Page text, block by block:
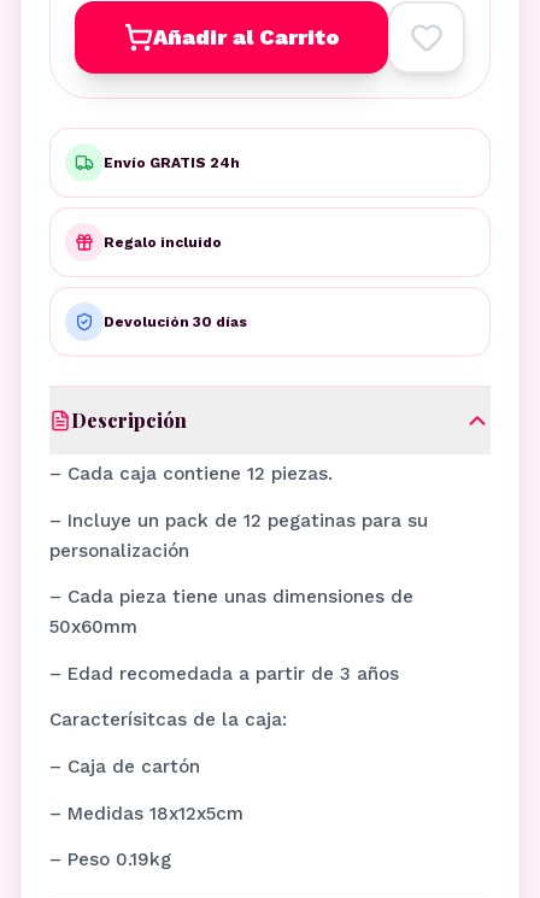
Añadir al Carrito
Envío GRATIS 24h
Regalo incluido
Devolución 30 días
Descripción
– Cada caja contiene 12 piezas.
– Incluye un pack de 12 pegatinas para su
personalización
– Cada pieza tiene unas dimensiones de
50x60mm
– Edad recomedada a partir de 3 años
Caracterísitcas de la caja:
– Caja de cartón
– Medidas 18x12x5cm
– Peso 0.19kg